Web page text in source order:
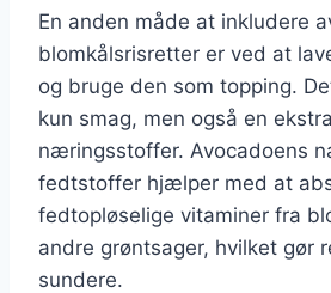
En anden måde at inkludere
blomkålsrisretter er ved at
og bruge den som topping.
kun smag, men også en
næringsstoffer. Avocadoens
fedtstoffer hjælper med at
fedtopløselige vitaminer fra
andre grøntsager, hvilket gør
sundere.